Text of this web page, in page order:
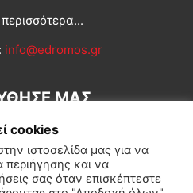
info@edromos.gr
ΜΑΣ
cookies
ιστοσελίδα μας για να
περιήγησης και να
σας όταν επισκέπτεστε